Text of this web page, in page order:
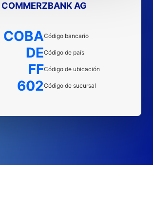
COMMERZBANK AG
COBACódigo bancario
DECódigo de país
FFCódigo de ubicación
602Código de sucursal